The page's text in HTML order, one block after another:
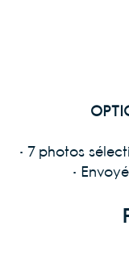
• 7 photos
•